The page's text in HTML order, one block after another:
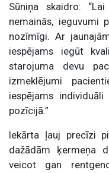
Sūniņa skaidro:
nemainās, ieguvumi
nozīmīgi. Ar
iespējams iegūt
starojuma devu
izmeklējumi
iespējams
pozīcijā.”
Iekārta ļauj precīzi
dažādām ķermeņa
veicot gan